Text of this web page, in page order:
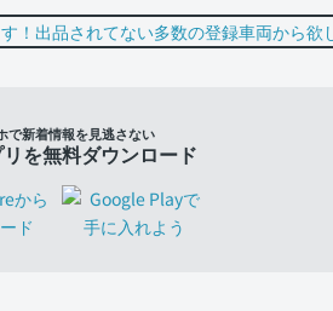
で新着情報を見逃さない
を無料ダウンロード